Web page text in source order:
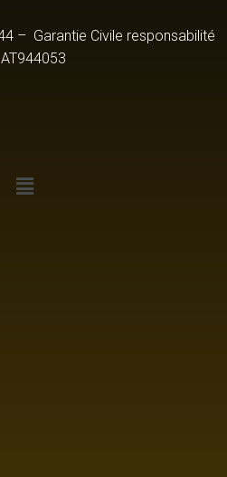
– Garantie Civile responsabilité